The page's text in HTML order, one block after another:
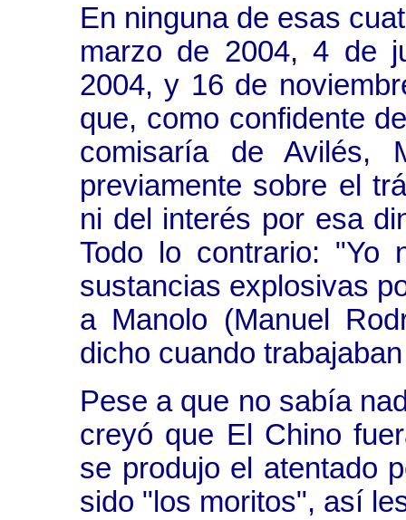
En ninguna de esas
marzo de 2004, 4 de
2004, y 16 de
que, como confidente
comisaría de Avilés,
previamente sobre el
ni del interés por esa
Todo lo contrario: "Yo
sustancias explosivas
a Manolo (Manuel
dicho cuando
Pese a que no sabía
creyó que El Chino
se produjo el atentado
sido "los moritos", así